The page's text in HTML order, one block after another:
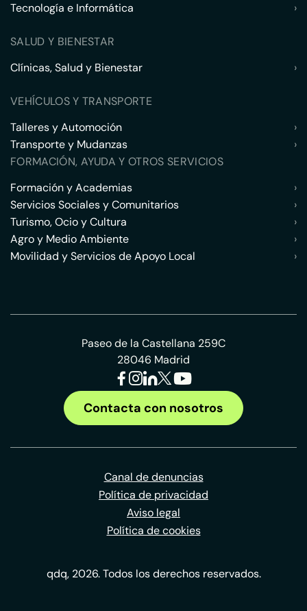
Tecnología e Informática
›
SALUD Y BIENESTAR
Clínicas, Salud y Bienestar
›
VEHÍCULOS Y TRANSPORTE
Talleres y Automoción
›
Transporte y Mudanzas
›
FORMACIÓN, AYUDA Y OTROS SERVICIOS
Formación y Academias
›
Servicios Sociales y Comunitarios
›
Turismo, Ocio y Cultura
›
Agro y Medio Ambiente
›
Movilidad y Servicios de Apoyo Local
›
Paseo de la Castellana 259C
28046 Madrid
Contacta con nosotros
Canal de denuncias
Política de privacidad
Aviso legal
Política de cookies
qdq, 2026. Todos los derechos reservados.